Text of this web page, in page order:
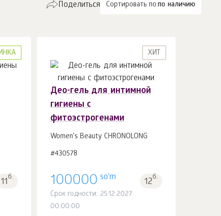
Сортировать по:по наличию
Поделиться
11б.
ХИТ
Део-гель для интимной
гигиены с
фитоэстрогенами
Women's Beauty CHRONOLONG
#430578
100000 so'm 12б.
Срок годности: 25.12.2027
00:00:00
В корзину 1шт.